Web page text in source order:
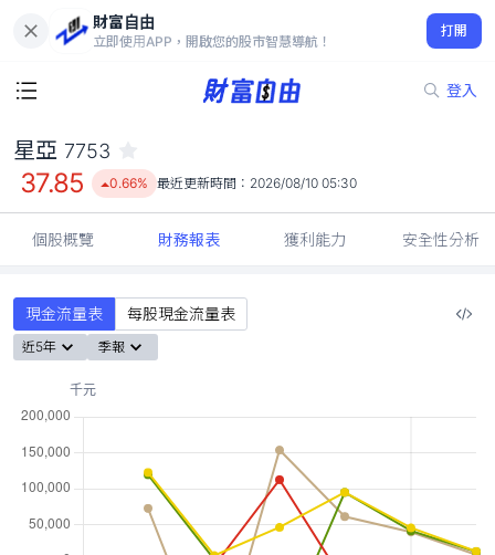
財富自由
立即使用APP，開啟您的股市智慧導航！
打開
登入
37.85
0.66%
星亞 7753
37.85 0.66% 最近更新時間： 2026/08/10 05:30
個股概覽 財務報表 獲利能力 安全性分析
現金流量表 每股現金流量表
近5年 季報